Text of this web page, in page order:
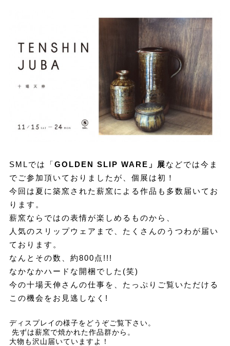
SMLでは 「GOLDEN SLIP WARE」展などでは今ま
でご参加頂いておりましたが、個展は初！
今回は夏に築窯された薪窯による作品も多数届いてお
ります。
薪窯ならではの表情が楽しめるものから、
人気のスリップウェアまで、たくさんのうつわが届い
ております。
なんとその数、約800点!!!
なかなかハードな開梱でした(笑)
今の十場天伸さんの仕事を、たっぷりご覧いただける
この機会をお見逃しなく!
ディスプレイの様子をどうぞご覧下さい。
先ずは薪窯で焼かれた作品群から。
大物も沢山届いていますよ！